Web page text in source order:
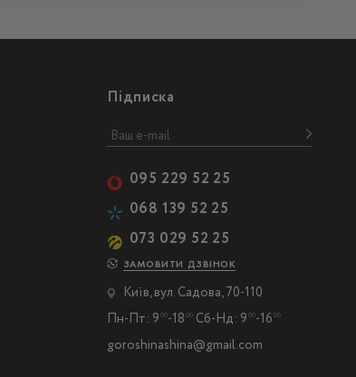
Підписка
095 229 52 25
068 139 52 25
073 029 52 25
ЗАМОВИТИ ДЗВІНОК
Київ, вул. Садова, 70-110
Пн-Пт: 9 00-18 00Сб-Нд: 9 00-16 00
goroshinashina@gmail.com